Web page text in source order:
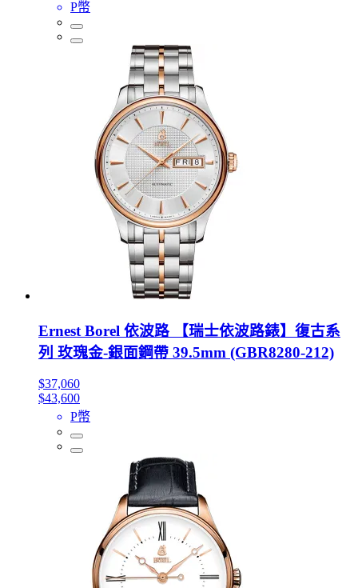
P幣
Ernest Borel 依波路 【瑞士依波路錶】復古系
列 玫瑰金-銀面鋼帶 39.5mm (GBR8280-212)
$37,060
$43,600
P幣